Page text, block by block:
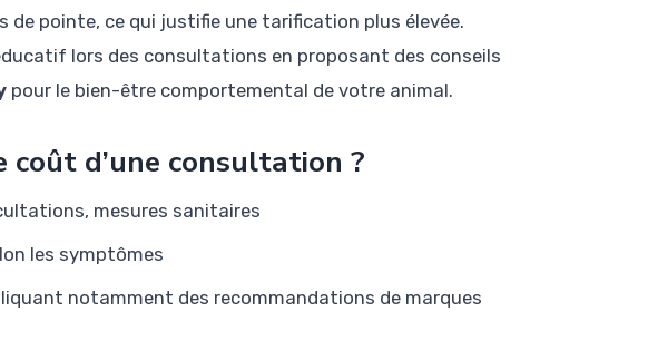
pointe, ce qui justifie une tarification plus élevée.
lors des consultations en proposant des conseils
pour le bien-être comportemental de votre animal.
d’une consultation ?
mesures sanitaires
les symptômes
notamment des recommandations de marques